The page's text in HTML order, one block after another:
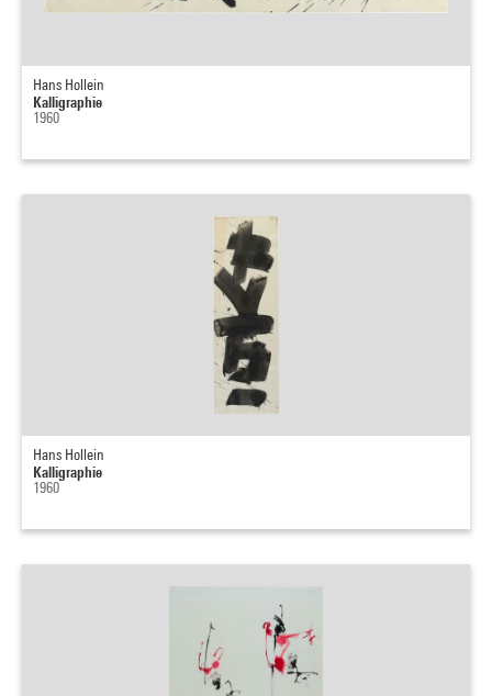
Hans Hollein
Kalligraphie
1960
Hans Hollein
Kalligraphie
1960